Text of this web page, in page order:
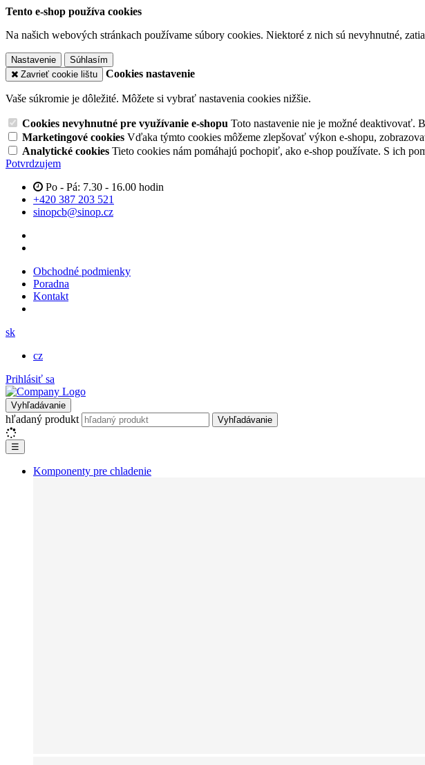
Tento e-shop používa cookies
Na našich webových stránkach používame súbory cookies. Niektoré z nich sú nevyhnutné,
Nastavenie
Súhlasím
Zavrieť cookie lištu
Cookies nastavenie
Vaše súkromie je dôležité. Môžete si vybrať nastavenia cookies nižšie.
Cookies nevyhnutné pre využívanie e-shopu Toto nastavenie nie je možné deaktivovať.
Marketingové cookies Vďaka týmto cookies môžeme zlepšovať výkon e-shopu,
Analytické cookies Tieto cookies nám pomáhajú pochopiť, ako e-shop používate. S ich
Potvrdzujem
Po - Pá: 7.30 - 16.00 hodin
+420 387 203 521
sinopcb@sinop.cz
Obchodné podmienky
Poradna
Kontakt
sk
cz
Prihlásiť sa
Vyhľadávanie
hľadaný produkt Vyhľadávanie
☰
Komponenty pre chladenie